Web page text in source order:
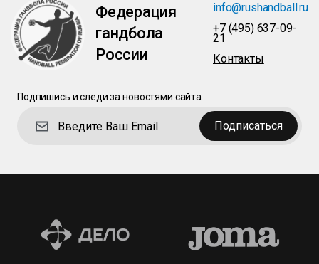
Федерация
гандбола
России
info@rushandball.ru
+7 (495) 637-09-
21
Контакты
Подпишись и следи за новостями сайта
Подписаться